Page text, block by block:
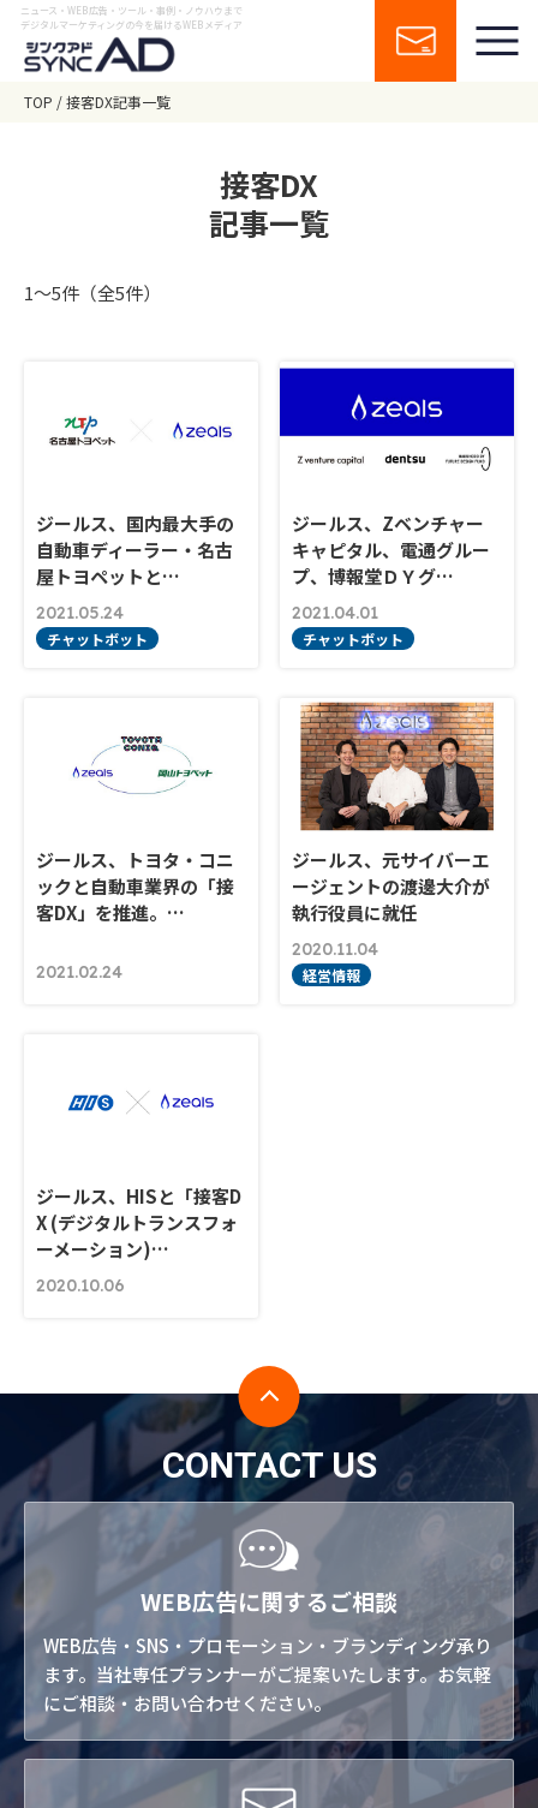
ニュース・WEB広告・ツール・事例・ノウハウまで
デジタルマーケティングの今を届けるWEBメディア
TOP 接客DX記事一覧
接客DX
記事一覧
1〜5件（全5件）
ジールス、国内最大手の
自動車ディーラー・名古
屋トヨペットと…
2021.05.24
チャットボット
ジールス、Zベンチャー
キャピタル、電通グルー
プ、博報堂ＤＹグ…
2021.04.01
チャットボット
ジールス、トヨタ・コニ
ックと自動車業界の「接
客DX」を推進。…
2021.02.24
ジールス、元サイバーエ
ージェントの渡邊大介が
執行役員に就任
2020.11.04
経営情報
ジールス、HISと「接客D
X (デジタルトランスフォ
ーメーション)…
2020.10.06
CONTACT US
WEB広告に関するご相談
WEB広告・SNS・プロモーション・ブランディング承り
ます。当社専任プランナーがご提案いたします。お気軽
にご相談・お問い合わせください。